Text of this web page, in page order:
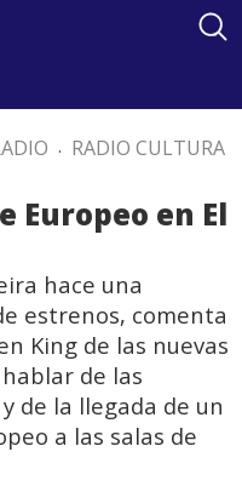
. RADIO CULTURA
Europeo en El
hace una
estrenos, comenta
King de las nuevas
de las
de la llegada de un
a las salas de